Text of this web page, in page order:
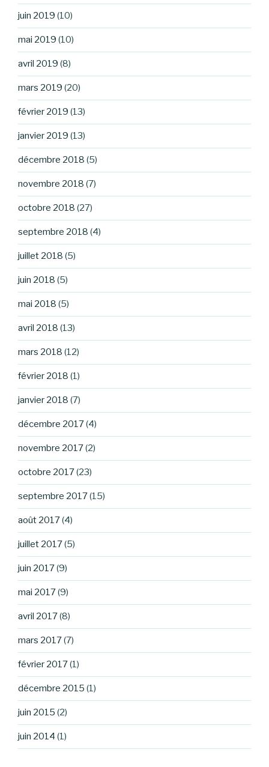
juin 2019 (10)
mai 2019 (10)
avril 2019 (8)
mars 2019 (20)
février 2019 (13)
janvier 2019 (13)
décembre 2018 (5)
novembre 2018 (7)
octobre 2018 (27)
septembre 2018 (4)
juillet 2018 (5)
juin 2018 (5)
mai 2018 (5)
avril 2018 (13)
mars 2018 (12)
février 2018 (1)
janvier 2018 (7)
décembre 2017(4)
novembre 2017(2)
octobre 2017(23)
septembre 2017(15)
août 2017(4)
juillet 2017(5)
juin 2017(9)
mai 2017(9)
avril 2017(8)
mars 2017(7)
février 2017(1)
décembre 2015 (1)
juin 2015 (2)
juin 2014 (1)